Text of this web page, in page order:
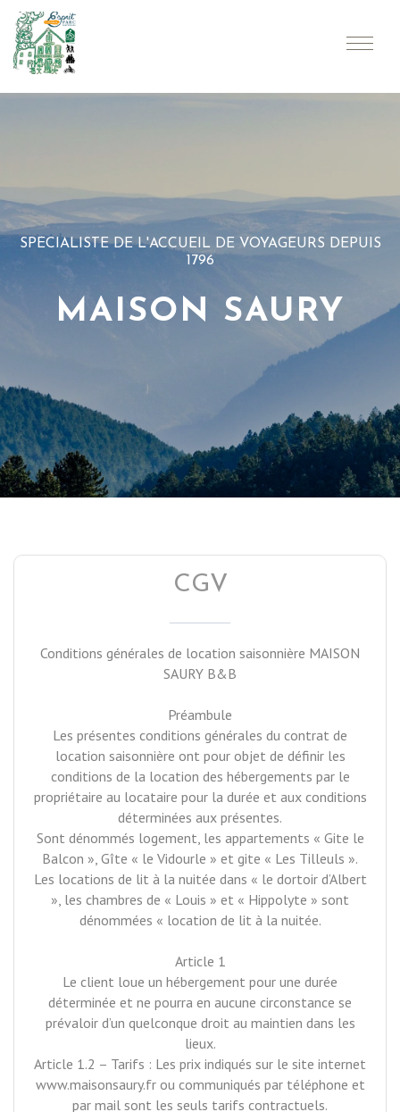
SPÉCIALISTE DE L'ACCUEIL DE VOYAGEURS DEPUIS
1796
MAISON SAURY
CGV
Conditions générales de location saisonnière MAISON
SAURY B&B
Préambule
Les présentes conditions générales du contrat de
location saisonnière ont pour objet de définir les
conditions de la location des hébergements par le
propriétaire au locataire pour la durée et aux conditions
déterminées aux présentes.
Sont dénommés logement, les appartements « Gite le
Balcon », Gîte « le Vidourle » et gite « Les Tilleuls ».
Les locations de lit à la nuitée dans « le dortoir d’Albert
», les chambres de « Louis » et « Hippolyte » sont
dénommées « location de lit à la nuitée.
Article 1
Le client loue un hébergement pour une durée
déterminée et ne pourra en aucune circonstance se
prévaloir d’un quelconque droit au maintien dans les
lieux.
Article 1.2 – Tarifs : Les prix indiqués sur le site internet
www.maisonsaury.fr ou communiqués par téléphone et
par mail sont les seuls tarifs contractuels.